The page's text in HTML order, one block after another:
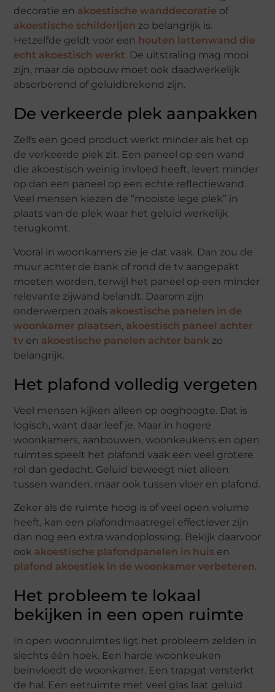
decoratie en akoestische wanddecoratie of
akoestische schilderijen zo belangrijk is.
Hetzelfde geldt voor een houten lattenwand die
echt akoestisch werkt. De uitstraling mag mooi
zijn, maar de opbouw moet ook daadwerkelijk
absorberend of geluidbrekend zijn.
De verkeerde plek aanpakken
Zelfs een goed product werkt minder als het op
de verkeerde plek zit. Een paneel op een wand
die akoestisch weinig invloed heeft, levert minder
op dan een paneel op een echte reflectiewand.
Veel mensen kiezen de “mooiste lege plek” in
plaats van de plek waar het geluid werkelijk
terugkomt.
Vooral in woonkamers zie je dat vaak. Dan zou de
muur achter de bank of rond de tv aangepakt
moeten worden, terwijl het paneel op een minder
relevante zijwand belandt. Daarom zijn
onderwerpen zoals akoestische panelen in de
woonkamer plaatsen, akoestisch paneel achter
tv en akoestische panelen achter bank zo
belangrijk.
Het plafond volledig vergeten
Veel mensen kijken alleen op ooghoogte. Dat is
logisch, want daar leef je. Maar in hogere
woonkamers, aanbouwen, woonkeukens en open
ruimtes speelt het plafond vaak een veel grotere
rol dan gedacht. Geluid beweegt niet alleen
tussen wanden, maar ook tussen vloer en plafond.
Zeker als de ruimte hoog is of veel open volume
heeft, kan een plafondmaatregel effectiever zijn
dan nog een extra wandoplossing. Bekijk daarvoor
ook akoestische plafondpanelen in huis en
plafond akoestiek in de woonkamer verbeteren.
Het probleem te lokaal
bekijken in een open ruimte
In open woonruimtes ligt het probleem zelden in
slechts één hoek. Een harde woonkeuken
beïnvloedt de woonkamer. Een trapgat versterkt
de hal. Een eetruimte met veel glas laat geluid